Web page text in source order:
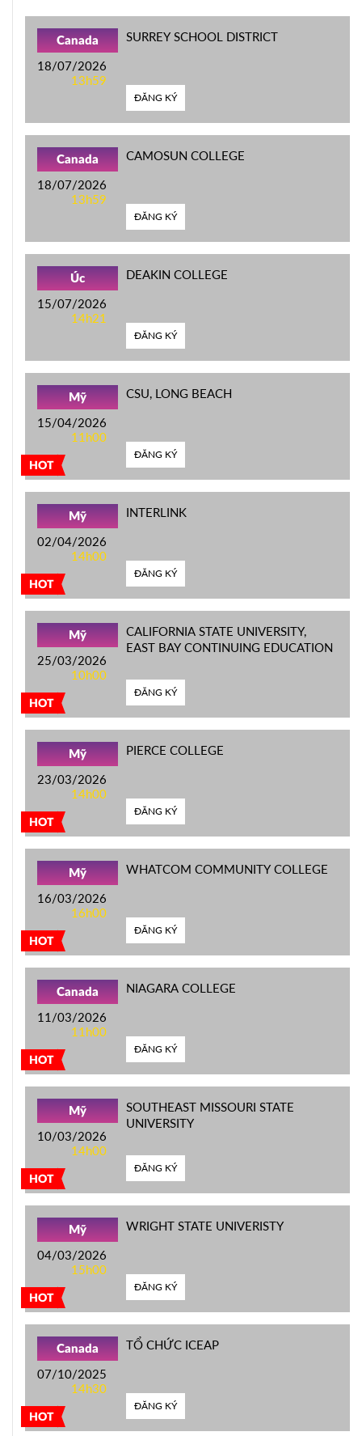
Canada
18/07/2026
13h59
SURREY SCHOOL DISTRICT
ĐĂNG KÝ
Canada
18/07/2026
13h59
CAMOSUN COLLEGE
ĐĂNG KÝ
Úc
15/07/2026
14h21
DEAKIN COLLEGE
ĐĂNG KÝ
HOT
Mỹ
15/04/2026
11h00
CSU, LONG BEACH
ĐĂNG KÝ
HOT
Mỹ
02/04/2026
14h00
INTERLINK
ĐĂNG KÝ
HOT
Mỹ
25/03/2026
10h00
CALIFORNIA STATE UNIVERSITY,
EAST BAY CONTINUING EDUCATION
ĐĂNG KÝ
HOT
Mỹ
23/03/2026
14h00
PIERCE COLLEGE
ĐĂNG KÝ
HOT
Mỹ
16/03/2026
16h00
WHATCOM COMMUNITY COLLEGE
ĐĂNG KÝ
HOT
Canada
11/03/2026
11h00
NIAGARA COLLEGE
ĐĂNG KÝ
HOT
Mỹ
10/03/2026
14h00
SOUTHEAST MISSOURI STATE
UNIVERSITY
ĐĂNG KÝ
HOT
Mỹ
04/03/2026
15h00
WRIGHT STATE UNIVERISTY
ĐĂNG KÝ
HOT
Canada
07/10/2025
14h30
TỔ CHỨC ICEAP
ĐĂNG KÝ